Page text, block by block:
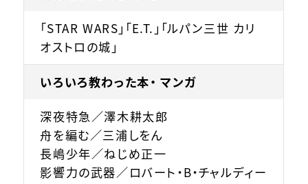
「STAR WARS」「E.T.」「ルパン三世 カリ
オストロの城」
いろいろ教わった本・ マンガ
深夜特急／澤木耕太郎
舟を編む／三浦しをん
長嶋少年／ねじめ正一
影響力の武器／ロバート・B・チャルディー